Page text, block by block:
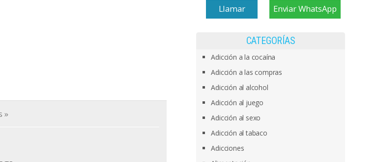
»
Llamar Enviar WhatsApp
CATEGORÍAS
Adicción a la cocaína
Adicción a las compras
Adicción al alcohol
Adicción al juego
Adicción al sexo
Adicción al tabaco
Adicciones